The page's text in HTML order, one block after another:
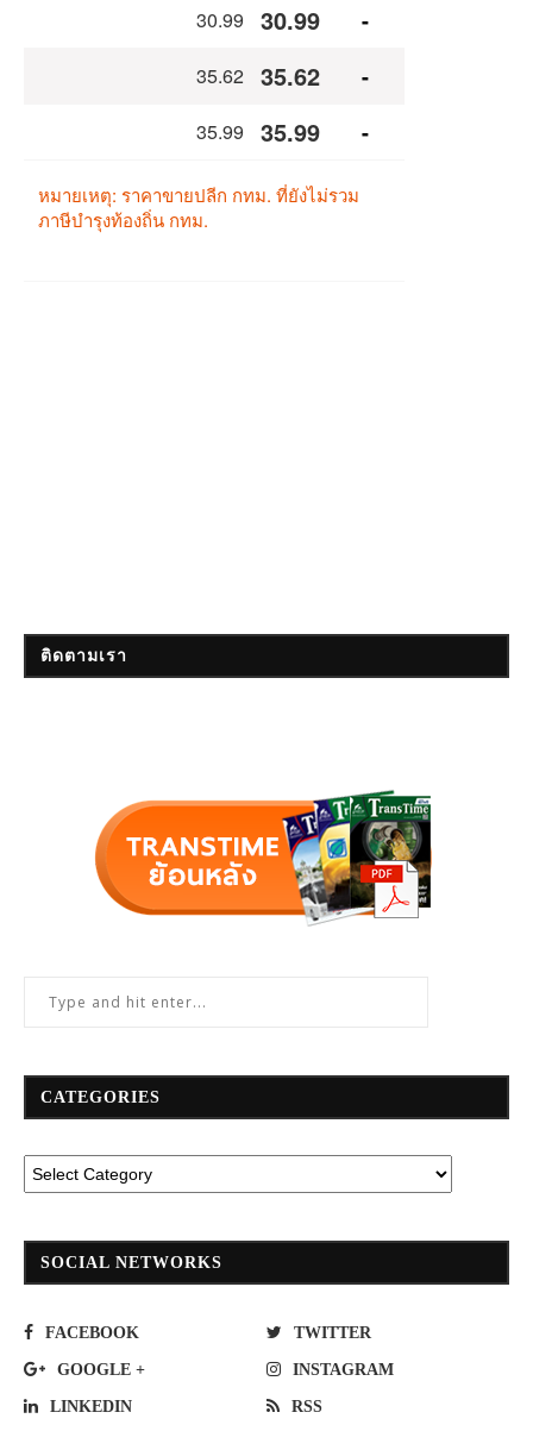
ติดตามเรา
CATEGORIES
SOCIAL NETWORKS
FACEBOOK TWITTER
GOOGLE + INSTAGRAM
LINKEDIN RSS